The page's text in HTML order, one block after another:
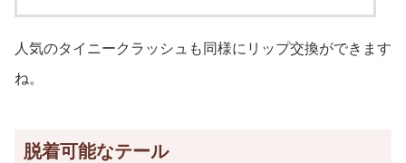
人気のタイニークラッシュも同様にリップ交換ができます
ね。
脱着可能なテール